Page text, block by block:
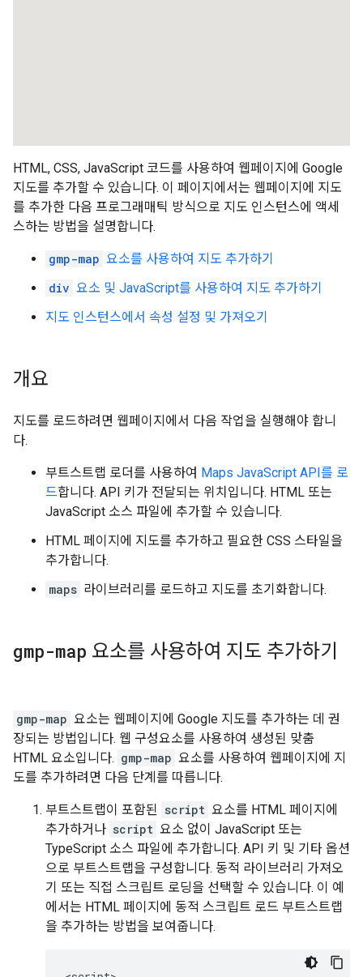
HTML, CSS, JavaScript 코드를 사용하여 웹페이지에 Google
지도를 추가할 수 있습니다. 이 페이지에서는 웹페이지에 지도
를 추가한 다음 프로그래매틱 방식으로 지도 인스턴스에 액세
스하는 방법을 설명합니다.
gmp-map 요소를 사용하여 지도 추가하기
div 요소 및 JavaScript를 사용하여 지도 추가하기
지도 인스턴스에서 속성 설정 및 가져오기
개요
지도를 로드하려면 웹페이지에서 다음 작업을 실행해야 합니
다.
부트스트랩 로더를 사용하여 Maps JavaScript API를 로
드합니다. API 키가 전달되는 위치입니다. HTML 또는
JavaScript 소스 파일에 추가할 수 있습니다.
HTML 페이지에 지도를 추가하고 필요한 CSS 스타일을
추가합니다.
maps 라이브러리를 로드하고 지도를 초기화합니다.
gmp-map 요소를 사용하여 지도 추가하기
gmp-map 요소는 웹페이지에 Google 지도를 추가하는 데 권
장되는 방법입니다. 웹 구성요소를 사용하여 생성된 맞춤
HTML 요소입니다. gmp-map 요소를 사용하여 웹페이지에 지
도를 추가하려면 다음 단계를 따릅니다.
부트스트랩이 포함된 script 요소를 HTML 페이지에
추가하거나 script 요소 없이 JavaScript 또는
TypeScript 소스 파일에 추가합니다. API 키 및 기타 옵션
으로 부트스트랩을 구성합니다. 동적 라이브러리 가져오
기 또는 직접 스크립트 로딩을 선택할 수 있습니다. 이 예
에서는 HTML 페이지에 동적 스크립트 로드 부트스트랩
을 추가하는 방법을 보여줍니다.